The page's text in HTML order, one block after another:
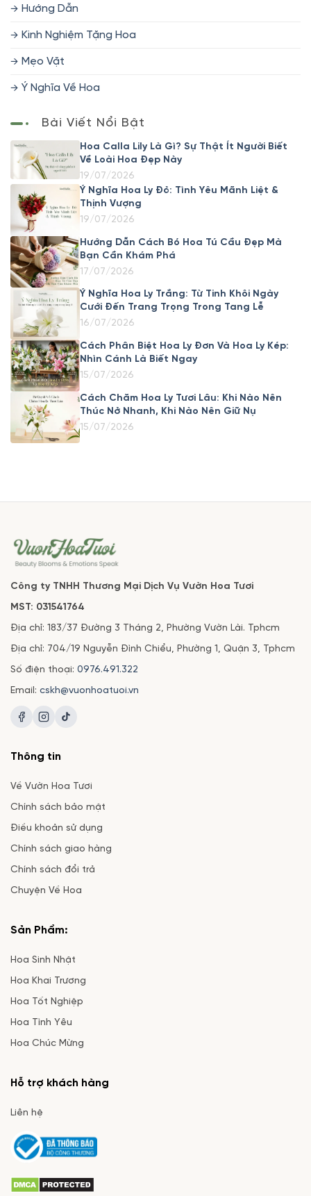
Hướng Dẫn
Kinh Nghiệm Tặng Hoa
Mẹo Vặt
Ý Nghĩa Về Hoa
Bài Viết Nổi Bật
Hoa Calla Lily Là Gì? Sự Thật Ít Người Biết
Về Loài Hoa Đẹp Này
19/07/2026
Ý Nghĩa Hoa Ly Đỏ: Tình Yêu Mãnh Liệt &
Thịnh Vượng
19/07/2026
Hướng Dẫn Cách Bó Hoa Tú Cầu Đẹp Mà
Bạn Cần Khám Phá
17/07/2026
Ý Nghĩa Hoa Ly Trắng: Từ Tinh Khôi Ngày
Cưới Đến Trang Trọng Trong Tang Lễ
16/07/2026
Cách Phân Biệt Hoa Ly Đơn Và Hoa Ly Kép:
Nhìn Cánh Là Biết Ngay
15/07/2026
Cách Chăm Hoa Ly Tươi Lâu: Khi Nào Nên
Thúc Nở Nhanh, Khi Nào Nên Giữ Nụ
15/07/2026
Công ty TNHH Thương Mại Dịch Vụ Vườn Hoa Tươi
MST: 031541764
Địa chỉ: 183/37 Đường 3 Tháng 2, Phường Vườn Lài. Tphcm
Địa chỉ: 704/19 Nguyễn Đình Chiểu, Phường 1, Quận 3, Tphcm
Số điện thoại: 0976.491.322
Email: cskh@vuonhoatuoi.vn
Thông tin
Về Vườn Hoa Tươi
Chính sách bảo mật
Điều khoản sử dụng
Chính sách giao hàng
Chính sách đổi trả
Chuyện Về Hoa
Sản Phẩm:
Hoa Sinh Nhật
Hoa Khai Trương
Hoa Tốt Nghiệp
Hoa Tình Yêu
Hoa Chúc Mừng
Hỗ trợ khách hàng
Liên hệ